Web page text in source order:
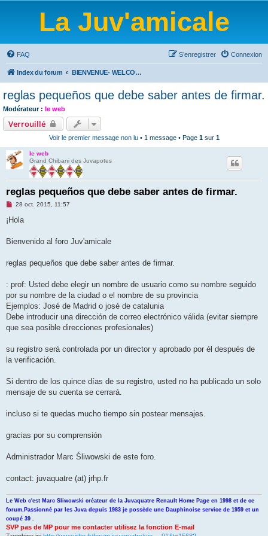
La Juv'amicale
FAQ Connexion
S’enregistrer
Index du forum BIENVENUE- WELCOME-BIENVENIDOS-WILLKOMMEN-BEM-VINDO-WELKOM
reglas pequeños que debe saber antes de firmar.
Modérateur : le web
Verrouillé
Voir le premier message non lu• 1 message • Page 1sur 1
le web
Grand Chibani des Juvapotes
reglas pequeños que debe saber antes de firmar.
M
s
g
o
n
u
28 oct. 2015, 11:57
¡Hola
Bienvenido al foro Juv'amicale
reglas pequeños que debe saber antes de firmar.
: prof: Usted debe elegir un nombre de usuario como su nombre seguido
por su nombre de la ciudad o el nombre de su provincia
Ejemplos: José de Madrid o josé de catalunia
Debe introducir una dirección de correo electrónico válida (evitar siempre
que sea posible direcciones profesionales)
su registro será controlada por un director y aprobado por él después de
la verificación.
Si dentro de los quince días de su registro, usted no ha publicado un solo
mensaje de su cuenta se cerrará.
incluso si te quedas mucho tiempo sin postear mensajes.
gracias por su comprensión
Administrador Marc Śliwowski de este foro.
contact: juvaquatre (at) jrhp.fr
Le Web c'est Marc Sliwowski créateur de la Juvaquatre Renault Home Page en 1998 et de ce
forum.Passionné par les Juva depuis 1983 je possède une Dauphinoise service de 1959 et un
coupé 39 .
SVP pas de MP pour me contacter utilisez la fonction E-mail